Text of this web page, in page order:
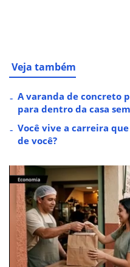
Veja também
A varanda de concreto
para dentro da casa
Você vive a carreira
de você?